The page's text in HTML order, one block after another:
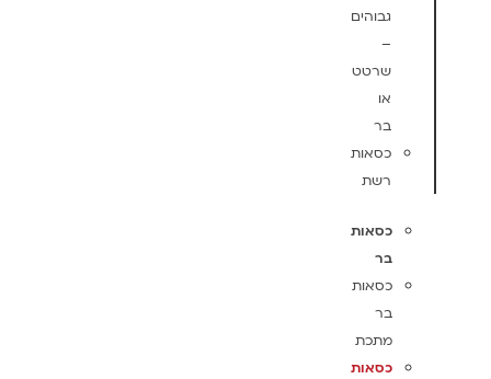
גבוהים
–
שרטט
או
בר
כסאות
רשת
כסאות
בר
כסאות
בר
מתכת
כסאות